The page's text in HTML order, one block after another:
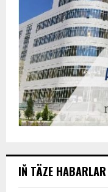
IŇ TÄZE HABARLAR